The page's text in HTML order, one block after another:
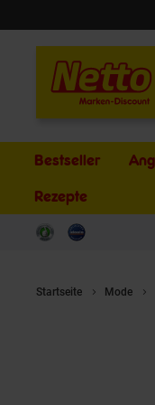
Bestseller
Rezepte
Startseite Mode